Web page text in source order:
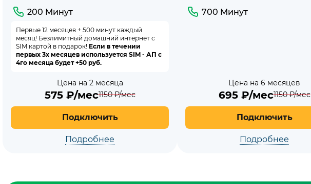
200 Минут
Первые 12 месяцев + 500 минут каждый
месяц! Безлимитный домашний интернет с
SIM картой в подарок! Если в течении
первых 3х месяцев используется SIM - АП с
4го месяца будет +50 руб.
Цена на 2 месяца
575₽/мес1150₽/мес
Подключить
Подробнее
700 Минут
Цена на 6 месяцев
695₽/мес1150₽/мес
Подключить
Подробнее